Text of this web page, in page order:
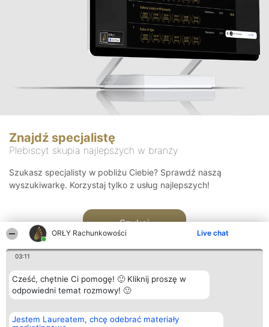
ORŁY Rachunkowości Live chat
03:11
Cześć, chętnie Ci pomogę! 🙂 Kliknij proszę w
odpowiedni temat rozmowy! 🙂
Jestem Laureatem, chcę odebrać materiały
Znajdź specjalistę
Plebiscyt skupia najlepszych w branży
Szukasz specjalisty w pobliżu Ciebie? Sprawdź naszą
wyszukiwarkę. Korzystaj tylko z usług najlepszych!
Szukaj
Organizator plebiscytu
Bright Side Solutions sp. z o.
Plebiscyt
Laureaci
Kontakt
Kontakt